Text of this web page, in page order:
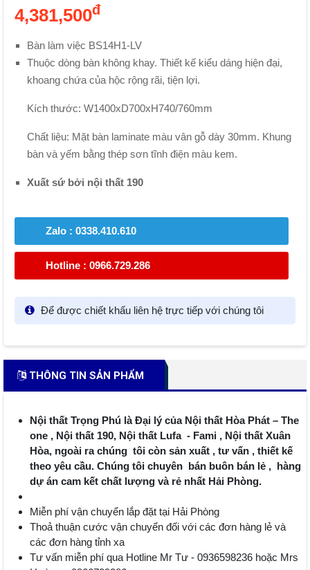
4,381,500đ
Bàn làm việc BS14H1-LV
Thuộc dòng bàn không khay. Thiết kế kiểu dáng hiện đại,
khoang chứa của hộc rộng rãi, tiện lợi.
Kích thước: W1400xD700xH740/760mm
Chất liệu: Mặt bàn laminate màu vân gỗ dày 30mm. Khung
bàn và yếm bằng thép sơn tĩnh điện màu kem.
Xuất sứ bởi nội thất 190
Zalo : 0338.410.610
Hotline : 0966.729.286
Để được chiết khấu liên hệ trực tiếp với chúng tôi
THÔNG TIN SẢN PHẨM
Nội thất Trọng Phú là Đại lý của Nội thất Hòa Phát – The
one , Nội thất 190, Nội thất Lufa - Fami , Nội thất Xuân
Hòa, ngoài ra chúng tôi còn sản xuất , tư vấn , thiết kế
theo yêu cầu. Chúng tôi chuyên bán buôn bán lẻ , hàng
dự án cam kết chất lượng và rẻ nhất Hải Phòng.
Miễn phí vận chuyển lắp đặt tại Hải Phòng
Thoả thuận cước vận chuyển đối với các đơn hàng lẻ và
các đơn hàng tỉnh xa
Tư vấn miễn phí qua Hotline Mr Tư - 0936598236 hoặc Mrs